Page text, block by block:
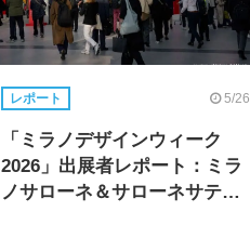
レポート 5/26
「ミラノデザインウィーク
2026」出展者レポート：ミラ
ノサローネ＆サローネサテリ